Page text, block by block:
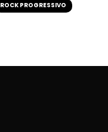
ROCK PROGRESSIVO